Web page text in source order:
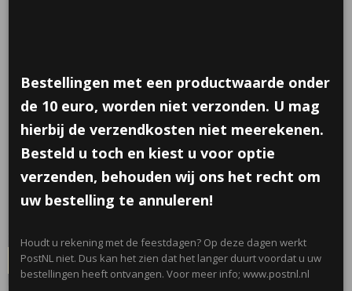
Glazen snoeppotjes
€ 0,90 (inclusief btw 21%)
- Levertijd 5 werkdagen
Bestellingen met een productwaarde onder
de 10 euro, worden niet verzonden. U mag
hierbij de verzendkosten niet meerekenen.
Besteld u toch en kiest u voor optie
verzenden, behouden wij ons het recht om
uw bestelling te annuleren!
Houdt u rekening met de feestdagen? Op deze dagen werkt
PostNL niet. Dus kan het zien dat het langer duurt voordat u uw
bestellingen heeft ontvangen. Voor meer info; www.postnl.nl